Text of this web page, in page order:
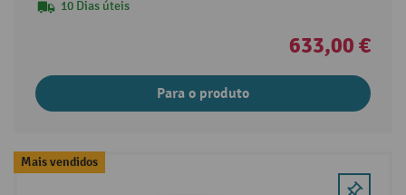
10 Dias úteis
633,00 €
Para o produto
Mais vendidos